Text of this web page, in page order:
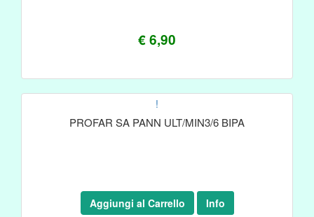
€ 6,90
!
PROFAR SA PANN ULT/MIN3/6 BIPA
Aggiungi al Carrello Info